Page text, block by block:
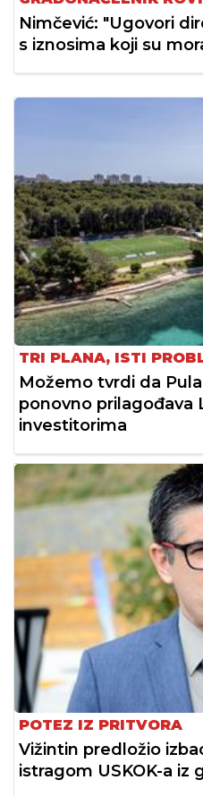
Nimčević: "Ugovori
s iznosima koji su
TRI PLANA, ISTI
Možemo tvrdi da
ponovno prilagođava
investitorima
POTEZ IZ PRITVORA
Vižintin predložio
istragom USKOK-a iz